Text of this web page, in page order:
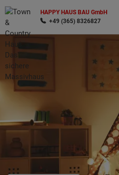
HAPPY HAUS BAU GmbH
+49 (365) 8326827
Wonach möchten Sie